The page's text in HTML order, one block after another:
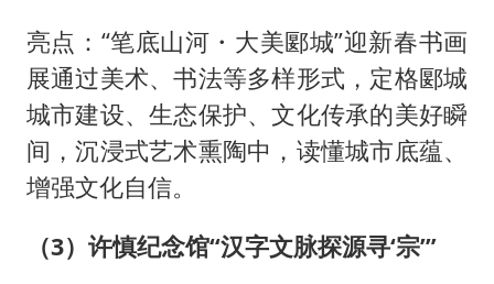
亮点：“笔底山河・大美郾城”迎新春书画
展通过美术、书法等多样形式，定格郾城
城市建设、生态保护、文化传承的美好瞬
间，沉浸式艺术熏陶中，读懂城市底蕴、
增强文化自信。
（3）许慎纪念馆“汉字文脉探源寻‘宗’”